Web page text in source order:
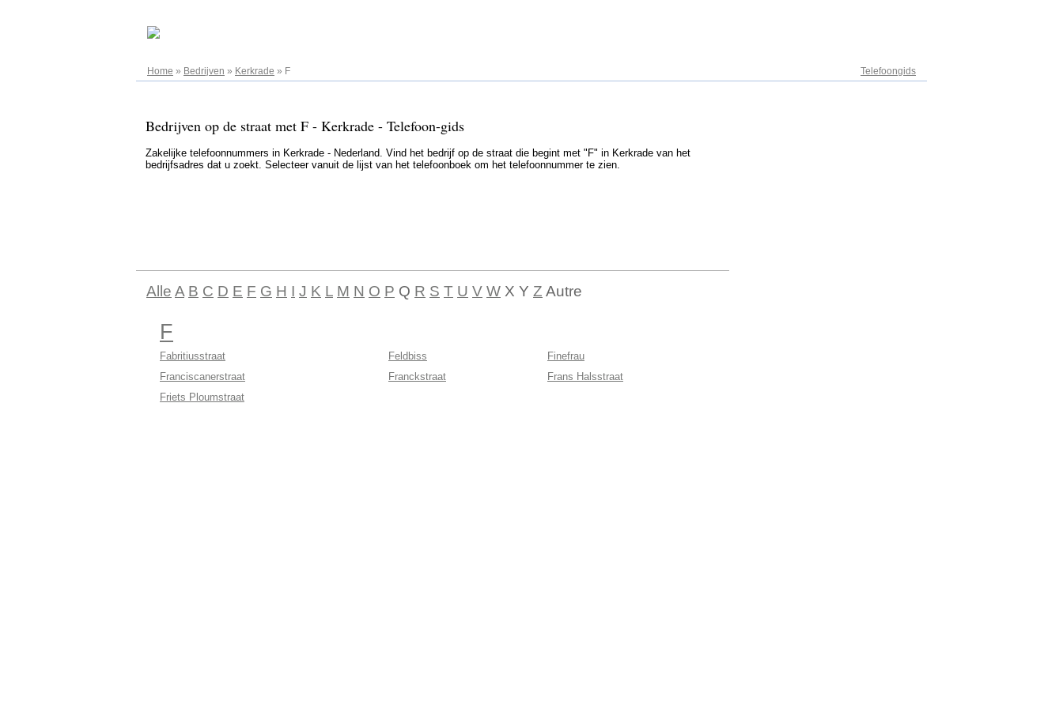
Telefoongids
Home » Bedrijven » Kerkrade » F
Bedrijven op de straat met F - Kerkrade - Telefoon-gids
Zakelijke telefoonnummers in Kerkrade - Nederland. Vind het bedrijf op de straat die begint met "F" in Kerkrade van het
bedrijfsadres dat u zoekt. Selecteer vanuit de lijst van het telefoonboek om het telefoonnummer te zien.
Alle A B C D E F G H I J K L M N O P Q R S T U V W X Y Z Autre
F
Fabritiusstraat Feldbiss
Finefrau
Franciscanerstraat
Franckstraat
Frans Halsstraat
Friets Ploumstraat